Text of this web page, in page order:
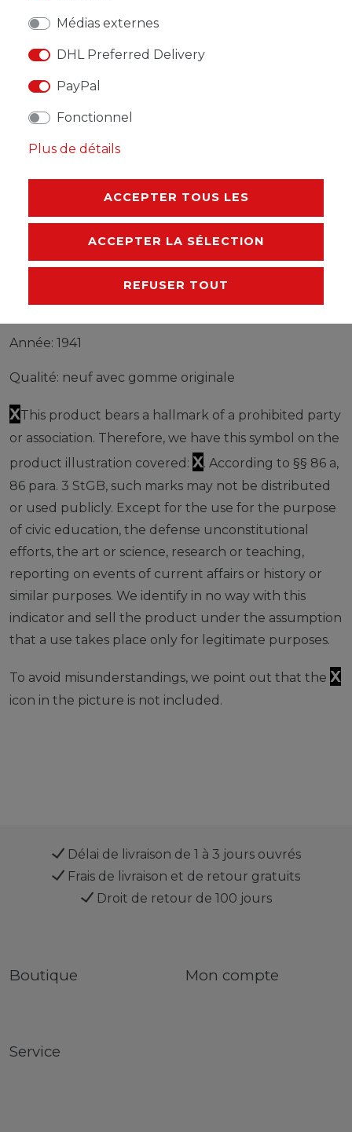
RESPONSABLE DE L'UE
FABRICANT
Timbres Général 80 neuf avec gomme originale 1941
timbres
Secteur: Général
Raison de l´émission: 1941 timbres
Numéros de catalogue: 80
Année: 1941
Qualité: neuf avec gomme originale
XThis product bears a hallmark of a prohibited party
or association. Therefore, we have this symbol on the
product illustration covered: X. According to §§ 86 a,
86 para. 3 StGB, such marks may not be distributed
or used publicly. Except for the use for the purpose
of civic education, the defense unconstitutional
efforts, the art or science, research or teaching,
reporting on events of current affairs or history or
similar purposes. We identify in no way with this
indicator and sell the product under the assumption
that a use takes place only for legitimate purposes.
To avoid misunderstandings, we point out that the X
icon in the picture is not included.
Délai de livraison de 1 à 3 jours ouvrés
Frais de livraison et de retour gratuits
Droit de retour de 100 jours
Boutique Mon compte
Service
Médias externes
DHL Preferred Delivery
PayPal
Fonctionnel
Plus de détails
ACCEPTER TOUS LES
ACCEPTER LA SÉLECTION
REFUSER TOUT